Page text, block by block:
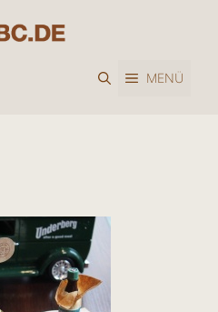
MENÜ